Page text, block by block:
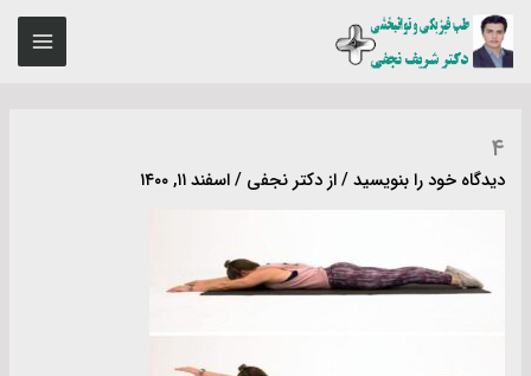
پرش
۴
دیدگاه‌ خود را بنویسید/ ازدکتر نجفی/اسفند ۱۱, ۱۴۰۰